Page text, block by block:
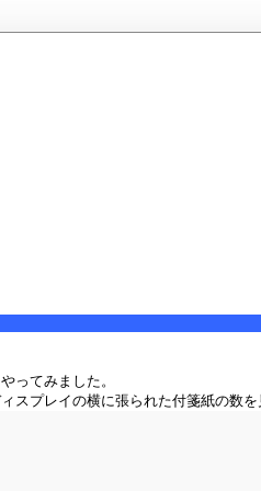
ってみました。
スプレイの横に張られた付箋紙の数